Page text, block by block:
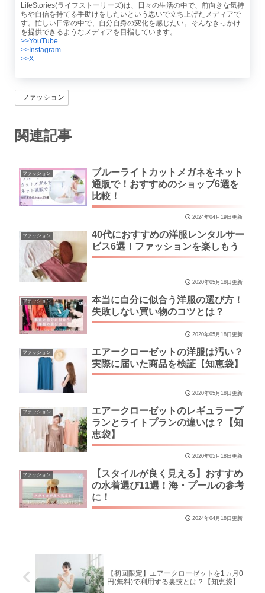
LifeStories(ライフストーリーズ)は、日々の生活の中で、前向きな気持
ちや自信を持てる手助けをしたいという思いで立ち上げたメディアで
す。忙しい日常の中で、自分自身の変化を感じたい。そんなきっかけ
を提供できるようなメディアを目指しています。
>>YouTube
>>Instagram
>>X
ファッション
関連記事
ファッション
ブルーライトカットメガネをネット
通販で！おすすめのショップ6選を
比較！
2024年04月19日更新
ファッション
40代におすすめの洋服レンタルサー
ビス6選！ファッションを楽しもう
2020年05月18日更新
ファッション
本当に自分に似合う洋服の選び方！
失敗しない買い物のコツとは？
2020年05月18日更新
ファッション
エアークローゼットの洋服は汚い？
実際に届いた商品を検証【知恵袋】
2020年05月18日更新
ファッション
エアークローゼットのレギュラープ
ランとライトプランの違いは？【知
恵袋】
2020年05月18日更新
ファッション
【スタイルが良く見える】おすすめ
の水着選び11選！海・プールの参考
に！
2024年04月18日更新
【初回限定】エアークローゼットを1ヵ月0
円(無料)で利用する裏技とは？【知恵袋】